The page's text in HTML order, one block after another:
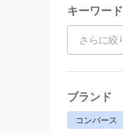
キーワード
ブランド
コンバース